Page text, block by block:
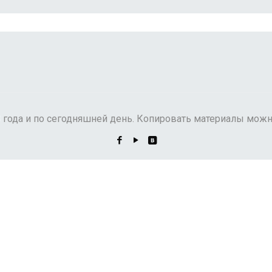
года и по сегодняшней день. Копировать материалы